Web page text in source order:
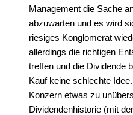
Management die Sache
abzuwarten und es wird
riesiges Konglomerat
allerdings die richtigen
treffen und die Dividende
Kauf keine schlechte
Konzern etwas zu
Dividendenhistorie (mit